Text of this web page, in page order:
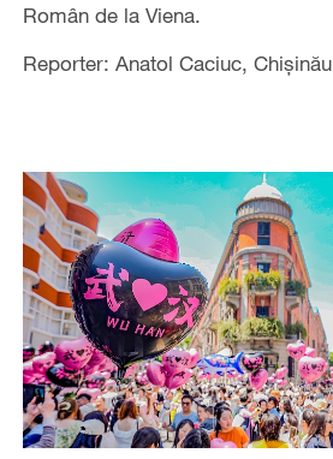
Român de la Viena.
Reporter: Anatol Caciuc, Chișinău